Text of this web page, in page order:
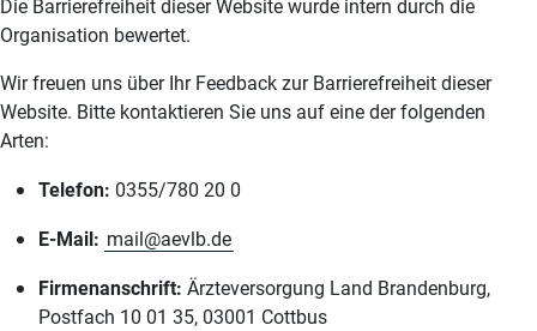
Die Barrierefreiheit dieser Website wurde intern durch die
Organisation bewertet.
Wir freuen uns über Ihr Feedback zur Barrierefreiheit dieser
Website. Bitte kontaktieren Sie uns auf eine der folgenden
Arten:
Telefon: 0355/780 20 0
E-Mail: mail@aevlb.de
Firmenanschrift: Ärzteversorgung Land Brandenburg,
Postfach 10 01 35, 03001 Cottbus